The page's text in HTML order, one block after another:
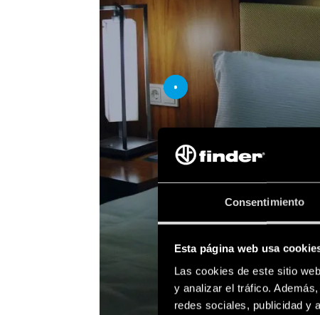
Consentimiento
Esta página web usa
Las cookies de este sitio
y analizar el tráfico.
redes sociales, publicidad y